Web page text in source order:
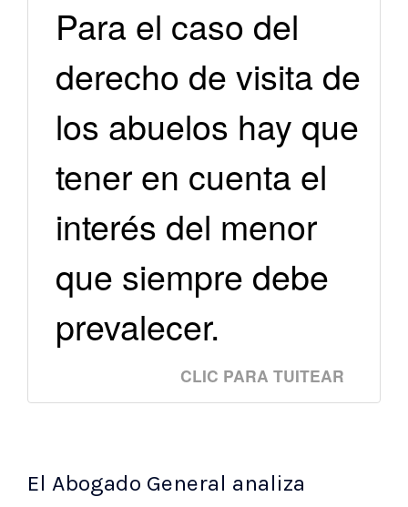
Para el caso del
derecho de visita de
los abuelos hay que
tener en cuenta el
interés del menor
que siempre debe
prevalecer.
CLIC PARA TUITEAR
El Abogado General analiza